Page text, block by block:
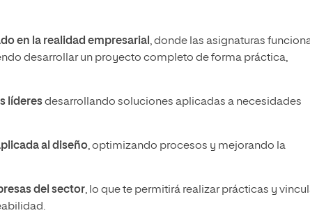
en la realidad empresarial , donde las asignaturas
desarrollar un proyecto completo de forma práctica,
líderesdesarrollando soluciones aplicadas a necesidades
al diseño, optimizando procesos y mejorando la
del sector, lo que te permitirá realizar prácticas y